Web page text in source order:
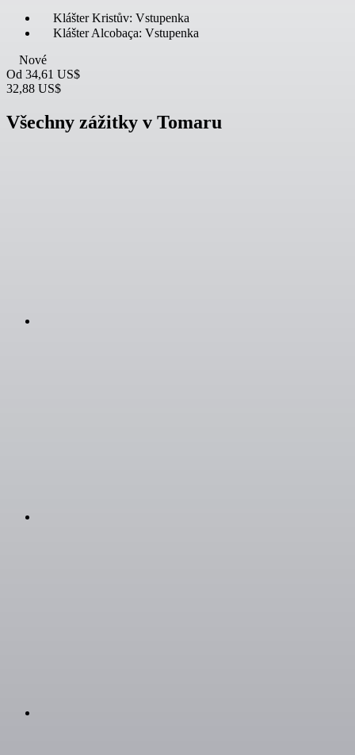
Klášter Kristův: Vstupenka
Klášter Alcobaça: Vstupenka
Nové
Od 34,61 US$
32,88 US$
Všechny zážitky v Tomaru